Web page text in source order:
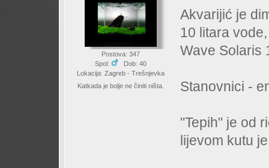
Postova: 347
Spol:
Dob: 40
Lokacija: Zagreb - Trešnjevka
Katkada je bolje ne činiti ništa.
Akvarijić je
10 litara
Wave Solaris
Stanovnici -
"Tepih" je od
lijevom kutu